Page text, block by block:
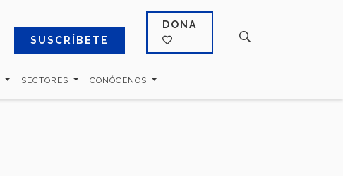
SUSCRÍBETE
DONA
SECTORES CONÓCENOS